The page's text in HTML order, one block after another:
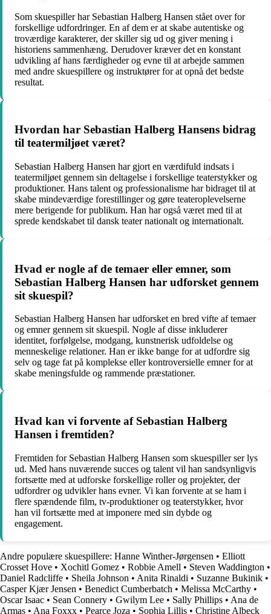
Som skuespiller har Sebastian Halberg Hansen stået over for
forskellige udfordringer. En af dem er at skabe autentiske og
troværdige karakterer, der skiller sig ud og giver mening i
historiens sammenhæng. Derudover kræver det en konstant
udvikling af hans færdigheder og evne til at arbejde sammen
med andre skuespillere og instruktører for at opnå det bedste
resultat.
Hvordan har Sebastian Halberg Hansens bidrag
til teatermiljøet været?
Sebastian Halberg Hansen har gjort en værdifuld indsats i
teatermiljøet gennem sin deltagelse i forskellige teaterstykker og
produktioner. Hans talent og professionalisme har bidraget til at
skabe mindeværdige forestillinger og gøre teateroplevelserne
mere berigende for publikum. Han har også været med til at
sprede kendskabet til dansk teater nationalt og internationalt.
Hvad er nogle af de temaer eller emner, som
Sebastian Halberg Hansen har udforsket gennem
sit skuespil?
Sebastian Halberg Hansen har udforsket en bred vifte af temaer
og emner gennem sit skuespil. Nogle af disse inkluderer
identitet, forfølgelse, modgang, kunstnerisk udfoldelse og
menneskelige relationer. Han er ikke bange for at udfordre sig
selv og tage fat på komplekse eller kontroversielle emner for at
skabe meningsfulde og rammende præstationer.
Hvad kan vi forvente af Sebastian Halberg
Hansen i fremtiden?
Fremtiden for Sebastian Halberg Hansen som skuespiller ser lys
ud. Med hans nuværende succes og talent vil han sandsynligvis
fortsætte med at udforske forskellige roller og projekter, der
udfordrer og udvikler hans evner. Vi kan forvente at se ham i
flere spændende film, tv-produktioner og teaterstykker, hvor
han vil fortsætte med at imponere med sin dybde og
engagement.
Andre populære skuespillere: Hanne Winther-Jørgensen • Elliott
Crosset Hove • Xochitl Gomez • Robbie Amell • Steven Waddington •
Daniel Radcliffe • Sheila Johnson • Anita Rinaldi • Suzanne Bukinik •
Casper Kjær Jensen • Benedict Cumberbatch • Melissa McCarthy •
Oscar Isaac • Sean Connery • Gwilym Lee • Sally Phillips • Ana de
Armas • Ana Foxxx • Pearce Joza • Sophia Lillis • Christine Albeck